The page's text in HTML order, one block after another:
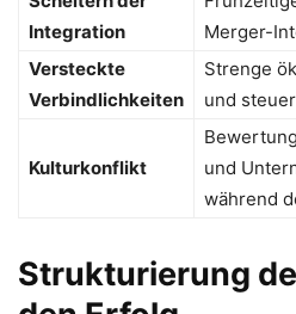
Integration
Merger-
Versteckte
Verbindlichkeiten
Strenge
und
Kulturkonflikt
und
während
Strukturierung